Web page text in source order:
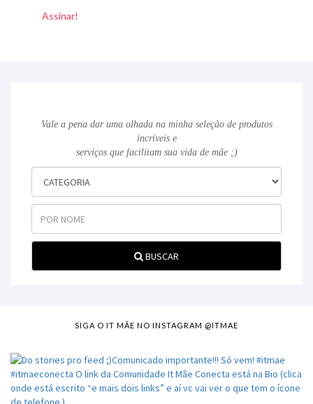
Vale a pena dar uma olhada na minha seleção de produtos
incríveis e
serviços que facilitam sua vida de mãe ;)
BUSCAR
SIGA O IT MÃE NO INSTAGRAM @ITMAE